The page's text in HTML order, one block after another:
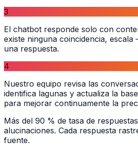
3
El chatbot responde solo con
existe ninguna coincidencia,
una respuesta.
4
Nuestro equipo revisa las
identifica lagunas y actualiza la
para mejorar continuamente la
Más del 90 % de tasa de
alucinaciones. Cada respuesta
fuente.